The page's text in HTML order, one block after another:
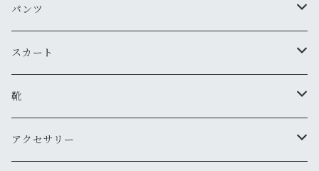
古着
新品
レザージャケット
古着
新品
ミリタリージャケット
古着
新品
ダウンジャケット
古着
スタジアムジャンバー
ニット・セーター
古着
新品
カーディガン
Tシャツ・カットソー（半袖・袖無し）
古着
Tシャツ・カットソー（長袖・７分）
パンツ
デニム・ジーンズ
古着
新品
ワークパンツ
新品
ミリタリー・カーゴパンツ
スカート
古着
靴
スニーカー
アクセサリー